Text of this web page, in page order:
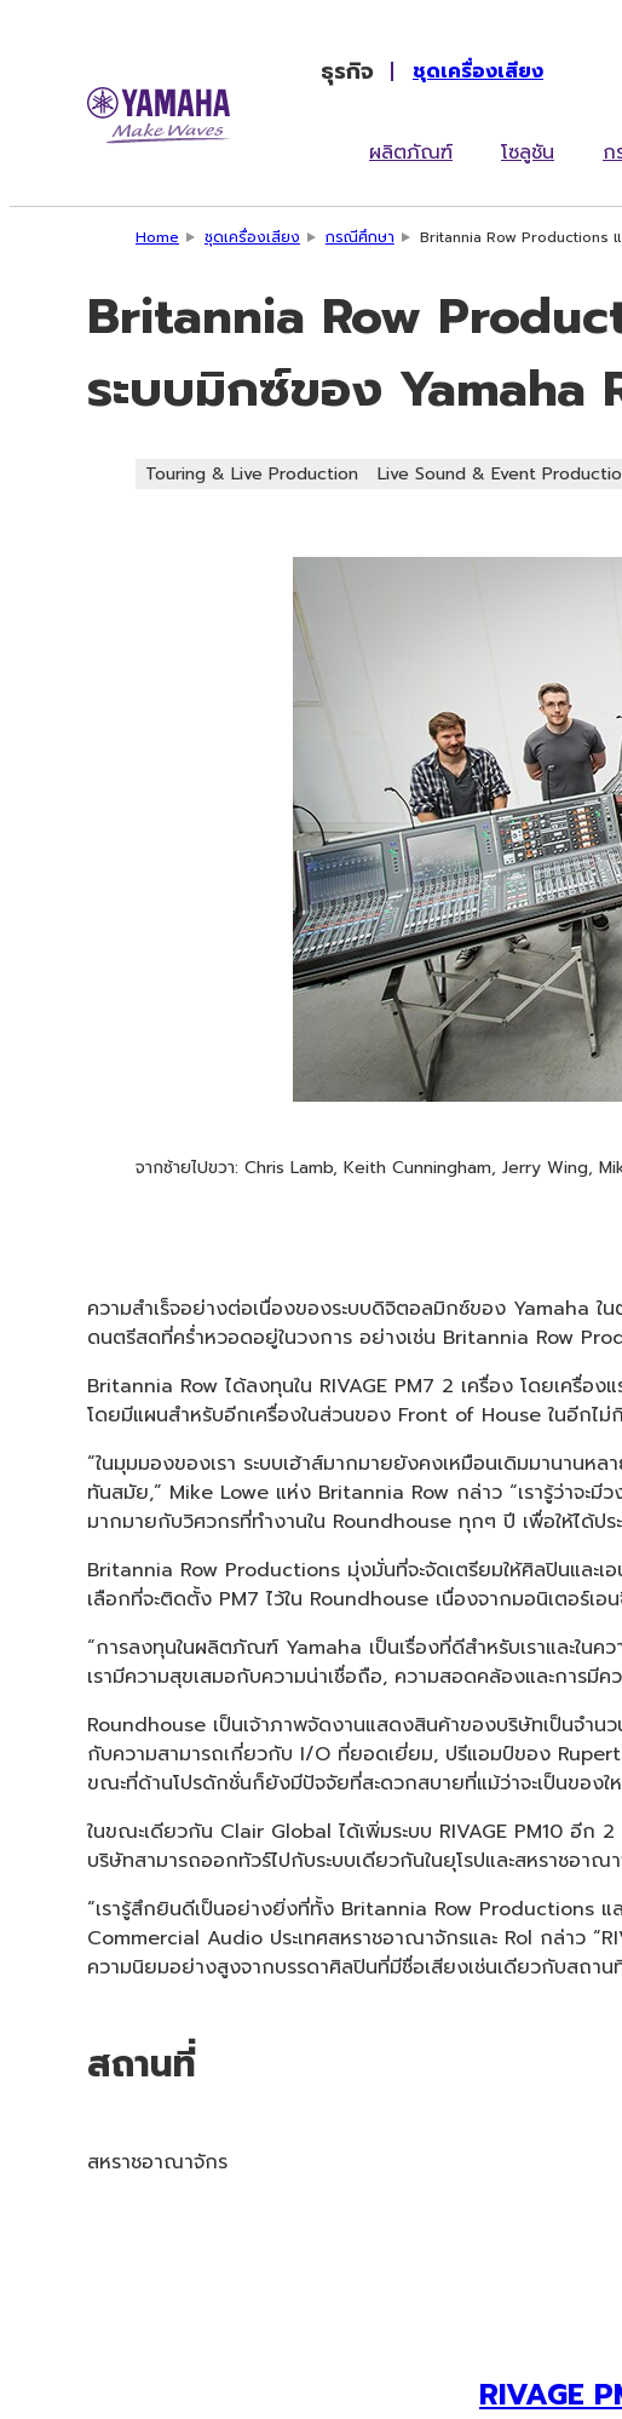
ธุรกิจ ชุดเครื่องเสียง
ผลิตภัณฑ์ โซลูชัน ก
Home ชุดเครื่องเสียง กรณีศึกษา Britannia Row Productions
Britannia Row
ระบบมิกซ์ของ Yamaha
Touring & Live Production Live Sound & Event
จากซ้ายไปขวา: Chris Lamb, Keith Cunningham, Jerry Wing,
ความสำเร็จอย่างต่อเนื่องของระบบดิจิตอลมิกซ์ของ Yamaha ใ
ดนตรีสดที่คร่ำหวอดอยู่ในวงการ อย่างเช่น Britannia Row
Britannia Row ได้ลงทุนใน RIVAGE PM7 2 เครื่อง โดยเครื่อ
โดยมีแผนสำหรับอีกเครื่องในส่วนของ Front of House ในอีกไม่
“ในมุมมองของเรา ระบบเฮ้าส์มากมายยังคงเหมือนเดิมมานานห
ทันสมัย,” Mike Lowe แห่ง Britannia Row กล่าว “เรารู้ว่าจะมี
มากมายกับวิศวกรที่ทำงานใน Roundhouse ทุกๆ ปี เพื่อให้ได้ป
Britannia Row Productions มุ่งมั่นที่จะจัดเตรียมให้ศิลปินแล
เลือกที่จะติดตั้ง PM7 ไว้ใน Roundhouse เนื่องจากมอนิเตอร์เ
“การลงทุนในผลิตภัณฑ์ Yamaha เป็นเรื่องที่ดีสำหรับเราและใน
เรามีความสุขเสมอกับความน่าเชื่อถือ, ความสอดคล้องและการ
Roundhouse เป็นเจ้าภาพจัดงานแสดงสินค้าของบริษัทเป็นจำ
กับความสามารถเกี่ยวกับ I/O ที่ยอดเยี่ยม, ปรีแอมป์ของ Rupert
ขณะที่ด้านโปรดักชั่นก็ยังมีปัจจัยที่สะดวกสบายที่แม้ว่าจะเป็นของ
ในขณะเดียวกัน Clair Global ได้เพิ่มระบบ RIVAGE PM10 อีก 2
บริษัทสามารถออกทัวร์ไปกับระบบเดียวกันในยุโรปและสหราชอา
“เรารู้สึกยินดีเป็นอย่างยิ่งที่ทั้ง Britannia Row Productions
Commercial Audio ประเทศสหราชอาณาจักรและ Rol กล่าว
ความนิยมอย่างสูงจากบรรดาศิลปินที่มีชื่อเสียงเช่นเดียวกับสถา
สถานที่
สหราชอาณาจักร
RIVAGE